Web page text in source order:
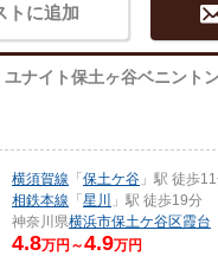
トに追加
ユナイト保土ヶ谷ベニントン
横須賀線 「 保土ケ谷 」駅 徒歩
相鉄本線 「 星川
」駅 徒歩19分
神奈川県横浜市保土ケ谷区霞台
4.8万円～4.9万円